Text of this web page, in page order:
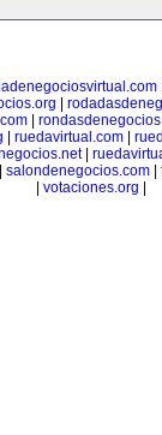
|
ruedavirtual.com|
|
salondenegocios.com|
votaciones.org